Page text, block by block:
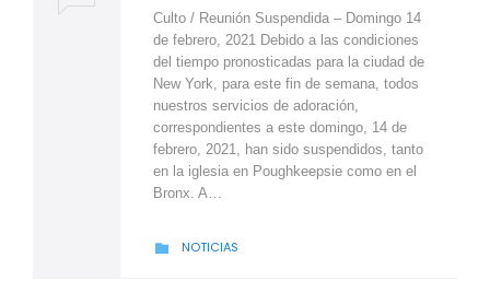
Culto / Reunión Suspendida – Domingo 14
de febrero, 2021 Debido a las condiciones
del tiempo pronosticadas para la ciudad de
New York, para este fin de semana, todos
nuestros servicios de adoración,
correspondientes a este domingo, 14 de
febrero, 2021, han sido suspendidos, tanto
en la iglesia en Poughkeepsie como en el
Bronx. A…
 CATEGORY
NOTICIAS